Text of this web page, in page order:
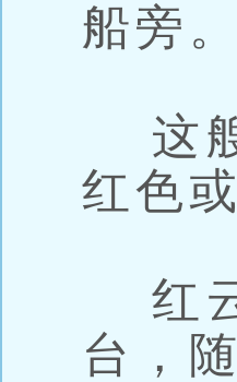
船旁。
这艘
红色
红云
台，